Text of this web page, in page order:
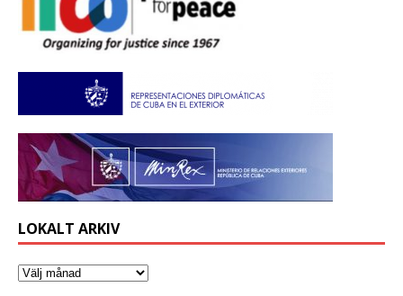
LOKALT ARKIV